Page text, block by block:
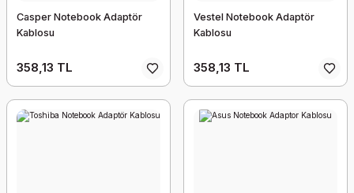
Casper Notebook Adaptör
Kablosu
358,13 TL
Vestel Notebook Adaptör
Kablosu
358,13 TL